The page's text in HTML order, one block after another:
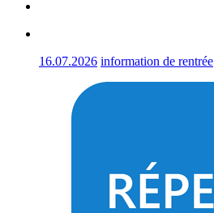
16.07.2026 information de rentrée